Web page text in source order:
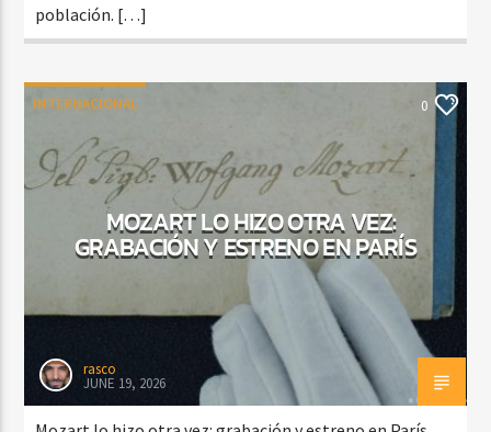
población. […]
INTERNACIONAL 0
MOZART LO HIZO OTRA VEZ:
GRABACIÓN Y ESTRENO EN PARÍS
rasco
JUNE 19, 2026